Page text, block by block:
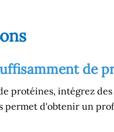
de
protéines, intégrez des
permet d'obtenir un